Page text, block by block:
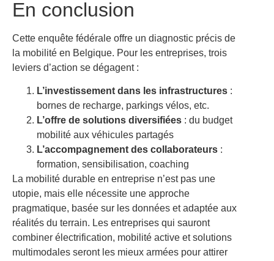
En conclusion
Cette enquête fédérale offre un diagnostic précis de
la mobilité en Belgique. Pour les entreprises, trois
leviers d’action se dégagent :
L’investissement dans les infrastructures :
bornes de recharge, parkings vélos, etc.
L’offre de solutions diversifiées : du budget
mobilité aux véhicules partagés
L’accompagnement des collaborateurs :
formation, sensibilisation, coaching
La mobilité durable en entreprise n’est pas une
utopie, mais elle nécessite une approche
pragmatique, basée sur les données et adaptée aux
réalités du terrain. Les entreprises qui sauront
combiner électrification, mobilité active et solutions
multimodales seront les mieux armées pour attirer